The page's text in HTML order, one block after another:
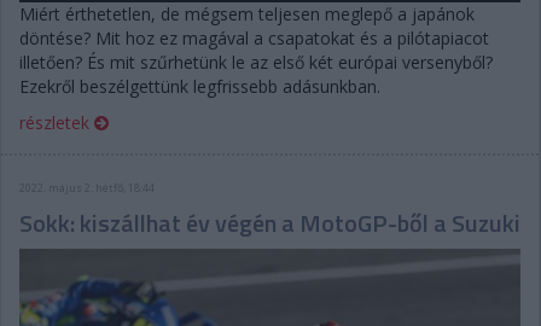
Miért érthetetlen, de mégsem teljesen meglepő a japánok
döntése? Mit hoz ez magával a csapatokat és a pilótapiacot
illetően? És mit szűrhetünk le az első két európai versenyből?
Ezekről beszélgettünk legfrissebb adásunkban.
részletek
2022. május 2. hétfő, 18:44
Sokk: kiszállhat év végén a MotoGP-ből a Suzuki